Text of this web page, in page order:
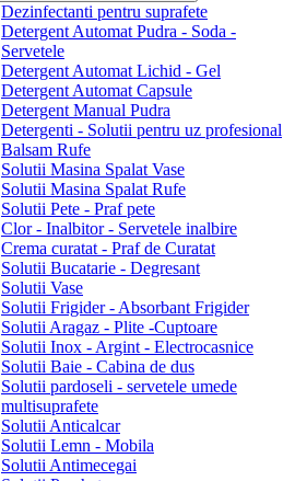
Dezinfectanti pentru suprafete
Detergent Automat Pudra - Soda -
Servetele
Detergent Automat Lichid - Gel
Detergent Automat Capsule
Detergent Manual Pudra
Detergenti - Solutii pentru uz profesional
Balsam Rufe
Solutii Masina Spalat Vase
Solutii Masina Spalat Rufe
Solutii Pete - Praf pete
Clor - Inalbitor - Servetele inalbire
Crema curatat - Praf de Curatat
Solutii Bucatarie - Degresant
Solutii Vase
Solutii Frigider - Absorbant Frigider
Solutii Aragaz - Plite -Cuptoare
Solutii Inox - Argint - Electrocasnice
Solutii Baie - Cabina de dus
Solutii pardoseli - servetele umede
multisuprafete
Solutii Anticalcar
Solutii Lemn - Mobila
Solutii Antimecegai